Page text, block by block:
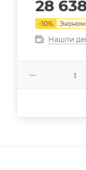
28
-10%
Нашли